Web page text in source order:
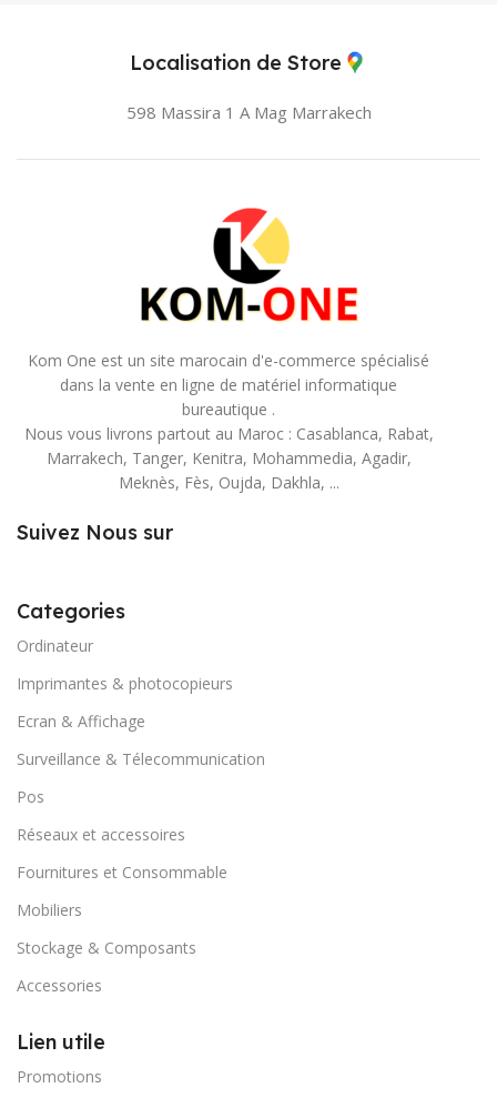
Localisation de Store
598 Massira 1 A Mag Marrakech
Kom One est un site marocain d'e-commerce spécialisé
dans la vente en ligne de matériel informatique
bureautique .
Nous vous livrons partout au Maroc : Casablanca, Rabat,
Marrakech, Tanger, Kenitra, Mohammedia, Agadir,
Meknès, Fès, Oujda, Dakhla, ...
Suivez Nous sur
Categories
Ordinateur
Imprimantes & photocopieurs
Ecran & Affichage
Surveillance & Télecommunication
Pos
Réseaux et accessoires
Fournitures et Consommable
Mobiliers
Stockage & Composants
Accessories
Lien utile
Promotions